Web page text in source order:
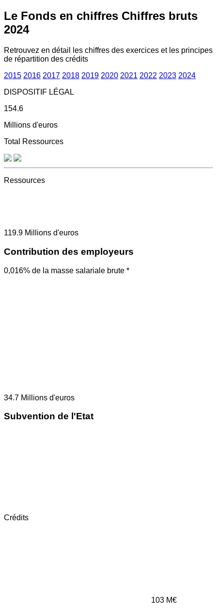
Le Fonds en chiffres Chiffres bruts
2024
Retrouvez en détail les chiffres des exercices et les principes
de répartition des crédits
2015 2016 2017 2018 2019 2020 2021 2022 2023 2024
DISPOSITIF LÉGAL
154.6
Millions d'euros
Total Ressources
Ressources
119.9 Millions d'euros
Contribution des employeurs
0,016% de la masse salariale brute *
34.7 Millions d'euros
Subvention de l'Etat
Crédits
103 M€